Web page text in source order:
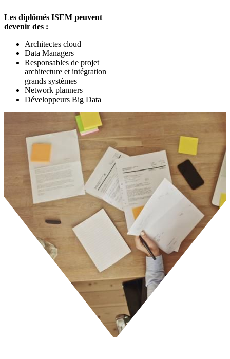
Les diplômés ISEM peuvent
devenir des :
Architectes cloud
Data Managers
Responsables de projet
architecture et intégration
grands systèmes
Network planners
Développeurs Big Data